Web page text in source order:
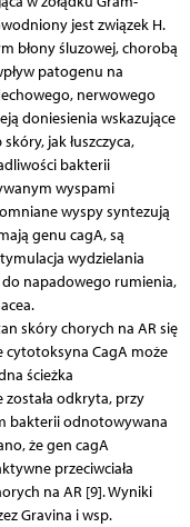
jest związek H.
błony śluzowej, chorobą
patogenu na
nerwowego
doniesienia wskazujące
jak łuszczyca,
bakterii
wyspami
wyspy syntezują
genu cagA, są
wydzielania
napadowego rumienia,
skóry chorych na AR się
cytotoksyna CagA może
ścieżka
została odkryta, przy
bakterii odnotowywana
że gen cagA
przeciwciała
na AR [9]. Wyniki
Gravina i wsp.